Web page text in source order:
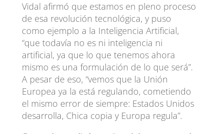
Vidal afirmó que estamos en pleno proceso
de esa revolución tecnológica, y puso
como ejemplo a la Inteligencia Artificial,
“que todavía no es ni inteligencia ni
artificial, ya que lo que tenemos ahora
mismo es una formulación de lo que será”.
A pesar de eso, “vemos que la Unión
Europea ya la está regulando, cometiendo
el mismo error de siempre: Estados Unidos
desarrolla, Chica copia y Europa regula”.